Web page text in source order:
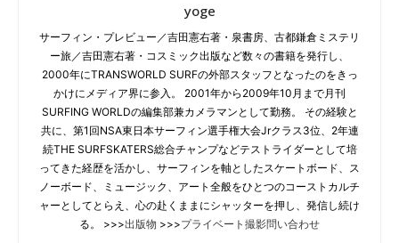
yoge
サーフィン・プレビュー／吉田憲右著・泉書房、古都鎌倉ミステリ
ー旅／吉田憲右著・コスミック出版など数々の書籍を発行し、
2000年にTRANSWORLD SURFの外部スタッフとなったのをきっ
かけにメディア界に参入。 2001年から2009年10月まで月刊
SURFING WORLDの編集部兼カメラマンとして勤務。 その経験と
共に、第1回NSA東日本サーフィン選手権大会Jrクラス3位、2年連
続THE SURFSKATERS総合チャンプなどテストライダーとして培
ってきた経歴を活かし、サーフィンを軸としたスケートボード、ス
ノーボード、ミュージック、アート全般をひとつのコーストカルチ
ャーとしてとらえ、心の赴くままにシャッターを押し、発信し続け
る。 >>>出版物 >>>プライベート撮影問い合わせ